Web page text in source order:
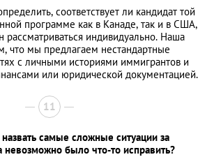
соответствует ли кандидат той
программе как в Канаде, так и в США,
индивидуально. Наша
что мы предлагаем нестандартные
с личными историями иммигрантов и
или юридической документацией.
11
самые сложные ситуации за
невозможно было что-то исправить?